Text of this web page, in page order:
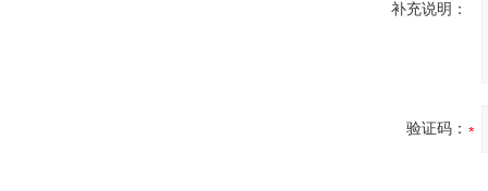
补充说明：
验证码：